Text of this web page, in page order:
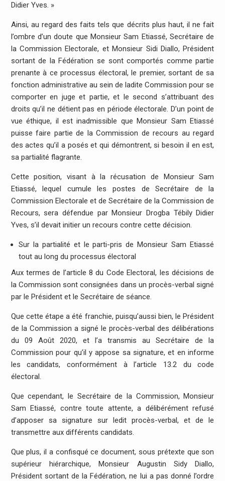
Didier Yves. »
Ainsi, au regard des faits tels que décrits plus haut, il ne fait
l’ombre d’un doute que Monsieur Sam Etiassé, Secrétaire de
la Commission Electorale, et Monsieur Sidi Diallo, Président
sortant de la Fédération se sont comportés comme partie
prenante à ce processus électoral, le premier, sortant de sa
fonction administrative au sein de ladite Commission pour se
comporter en juge et partie, et le second s’attribuant des
droits qu’il ne détient pas en période électorale. D’un point de
vue éthique, il est inadmissible que Monsieur Sam Etiassé
puisse faire partie de la Commission de recours au regard
des actes qu’il a posés et qui démontrent, si besoin il en est,
sa partialité flagrante.
Cette position, visant à la récusation de Monsieur Sam
Etiassé, lequel cumule les postes de Secrétaire de la
Commission Electorale et de Secrétaire de la Commission de
Recours, sera défendue par Monsieur Drogba Tébily Didier
Yves, s’il devait initier un recours contre cette décision.
Sur la partialité et le parti-pris de Monsieur Sam Etiassé
tout au long du processus électoral
Aux termes de l’article 8 du Code Electoral, les décisions de
la Commission sont consignées dans un procès-verbal signé
par le Président et le Secrétaire de séance.
Que cette étape a été franchie, puisqu’aussi bien, le Président
de la Commission a signé le procès-verbal des délibérations
du 09 Août 2020, et l’a transmis au Secrétaire de la
Commission pour qu’il y appose sa signature, et en informe
les candidats, conformément à l’article 13.2 du code
électoral.
Que cependant, le Secrétaire de la Commission, Monsieur
Sam Etiassé, contre toute attente, a délibérément refusé
d’apposer sa signature sur ledit procès-verbal, et de le
transmettre aux différents candidats.
Que plus, il a confisqué ce document, sous prétexte que son
supérieur hiérarchique, Monsieur Augustin Sidy Diallo,
Président sortant de la Fédération, ne lui a pas donné l’ordre